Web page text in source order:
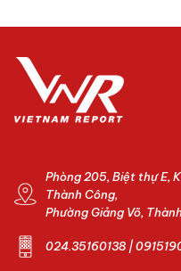
Phòng 205, Biệt thự E,
Thành Công,
Phường Giảng Võ,
024.35160138 |